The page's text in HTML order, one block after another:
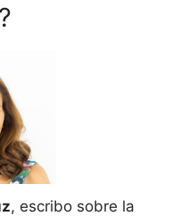
, escribo sobre la